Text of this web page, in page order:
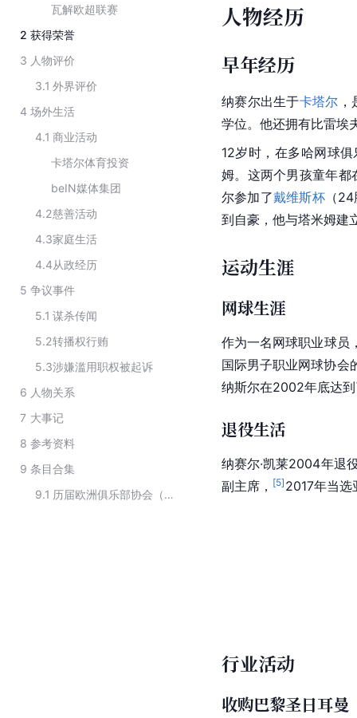
瓦解欧超联赛
2 获得荣誉
3 人物评价
3.1 外界评价
4 场外生活
4.1 商业活动
卡塔尔体育投资
beIN媒体集团
4.2慈善活动
4.3家庭生活
4.4从政经历
5 争议事件
5.1 谋杀传闻
5.2转播权行贿
5.3涉嫌滥用职权被起诉
6 人物关系
7 大事记
8 参考资料
9 条目合集
9.1
历届欧洲俱乐部协会（ECA）主席
人物经历
早年经历
纳赛尔出生于卡塔尔
学位。他还拥有比雷埃
12岁时，在多哈网球
姆。这两个男孩童年都
尔参加了戴维斯杯（24
到自豪，他与塔米姆建
运动生涯
网球生涯
作为一名网球职业球员
国际男子职业网球协
纳斯尔在2002年底达
退役生活
纳赛尔·凯莱2004年退
副主席， [5] 2017年当选
行业活动
收购巴黎圣日耳曼